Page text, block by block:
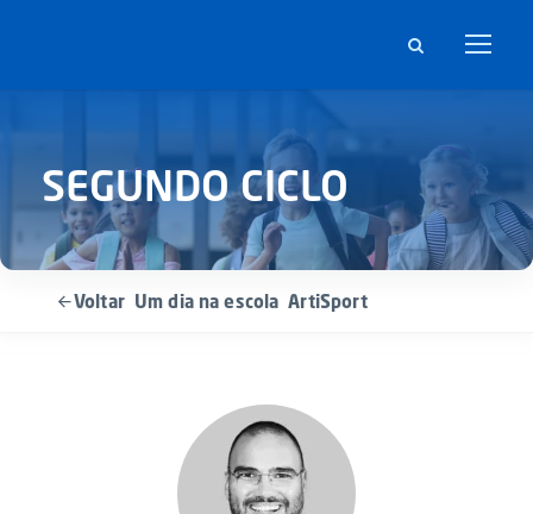
SEGUNDO CICLO
Voltar Um dia na escola ArtiSport